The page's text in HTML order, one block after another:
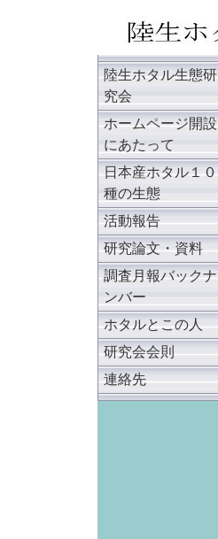
陸生ホタル生態研
究会
ホームページ開設
にあたって
日本産ホタル１０
種の生態
活動報告
研究論文・資料
調査月報バックナ
ンバー
ホタルとこの人
研究会会則
連絡先